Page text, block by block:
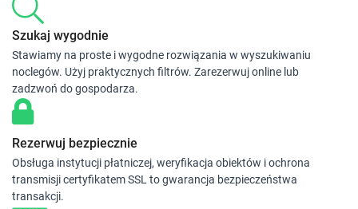
Szukaj wygodnie
Stawiamy na proste i wygodne rozwiązania w wyszukiwaniu
noclegów. Użyj praktycznych filtrów. Zarezerwuj online lub
zadzwoń do gospodarza.
Rezerwuj bezpiecznie
Obsługa instytucji płatniczej, weryfikacja obiektów i ochrona
transmisji certyfikatem SSL to gwarancja bezpieczeństwa
transakcji.